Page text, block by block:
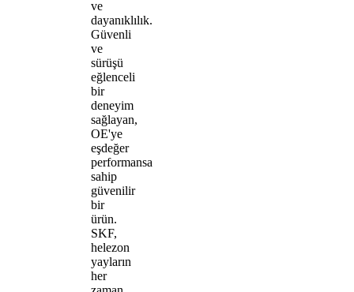
ve
dayanıklılık.
Güvenli
ve
sürüşü
eğlenceli
bir
deneyim
sağlayan,
OE'ye
eşdeğer
performansa
sahip
güvenilir
bir
ürün.
SKF,
helezon
yayların
her